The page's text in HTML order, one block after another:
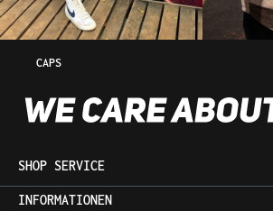
CAPS
SHOP SERVICE
INFORMATIONEN